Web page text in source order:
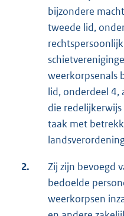
bijzondere
tweede lid,
weerkorpsenals
lid, onderdeel 4,
die
taak met
2.
Zij zijn bevoegd
bedoelde
weerkorpsen